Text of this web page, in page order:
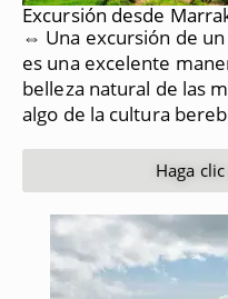
Excursión desde
⇔ Una excursión de
es una excelente
belleza natural de las
algo de la cultura
Haga